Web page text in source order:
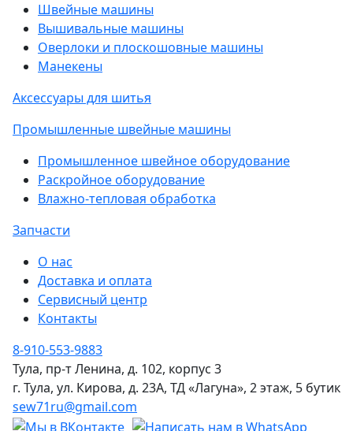
Швейные машины
Вышивальные машины
Оверлоки и плоскошовные машины
Манекены
Аксессуары для шитья
Промышленные швейные машины
Промышленное швейное оборудование
Раскройное оборудование
Влажно-тепловая обработка
Запчасти
О нас
Доставка и оплата
Сервисный центр
Контакты
8-910-553-9883
Тула, пр-т Ленина, д. 102, корпус 3
г. Тула, ул. Кирова, д. 23А, ТД «Лагуна», 2 этаж, 5 бутик
sew71ru@gmail.com